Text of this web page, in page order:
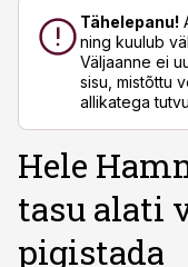
Tähelepanu!
ning kuulub
Väljaanne ei
sisu, mistõttu
allikatega
Hele
tasu alati
pigistada